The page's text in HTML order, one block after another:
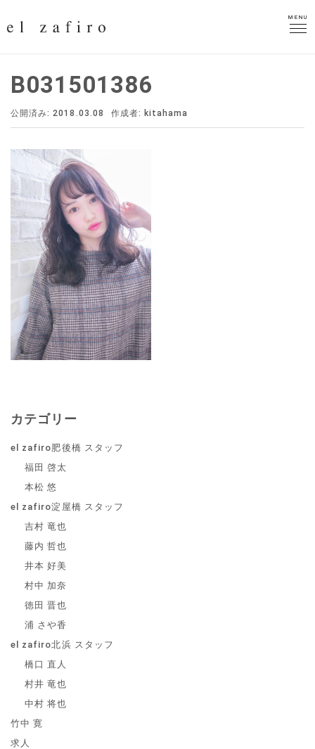
MENU
MENU
B031501386
公開済み: 2018.03.08 作成者: kitahama
カテゴリー
el zafiro肥後橋 スタッフ
福田 啓太
本松 悠
el zafiro淀屋橋 スタッフ
吉村 竜也
藤内 哲也
井本 好美
村中 加奈
徳田 晋也
浦 さや香
el zafiro北浜 スタッフ
橋口 直人
村井 竜也
中村 将也
竹中 寛
求人